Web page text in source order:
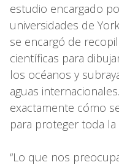
estudio encargado
universidades de
se encargó de
científicas para
los océanos y
aguas
exactamente cómo
para proteger toda la
“Lo que nos